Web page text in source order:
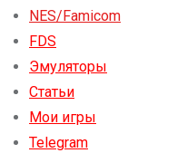
NES/Famicom
FDS
Эмуляторы
Статьи
Мои игры
Telegram